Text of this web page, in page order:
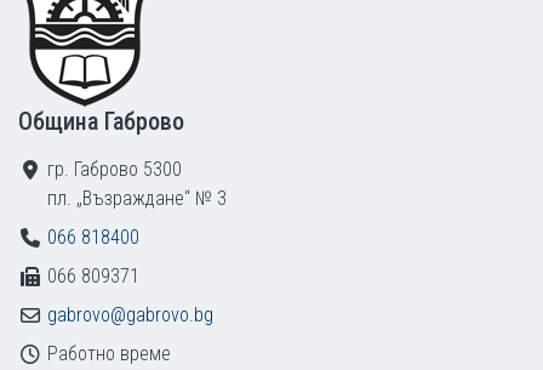
Община Габрово
гр. Габрово 5300
пл. „Възраждане“ № 3
066 818400
066 809371
gabrovo@gabrovo.bg
Работно време